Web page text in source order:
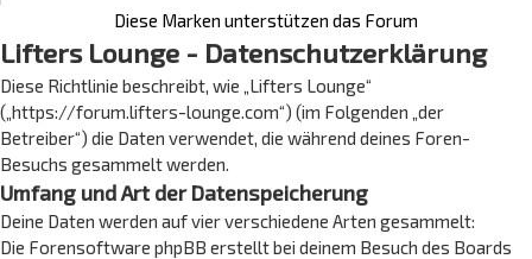
Diese Marken unterstützen das Forum
Lifters Lounge - Datenschutzerklärung
Diese Richtlinie beschreibt, wie „Lifters Lounge“
(„https://forum.lifters-lounge.com“) (im Folgenden „der
Betreiber“) die Daten verwendet, die während deines Foren-
Besuchs gesammelt werden.
Umfang und Art der Datenspeicherung
Deine Daten werden auf vier verschiedene Arten gesammelt:
Die Forensoftware phpBB erstellt bei deinem Besuch des Boards